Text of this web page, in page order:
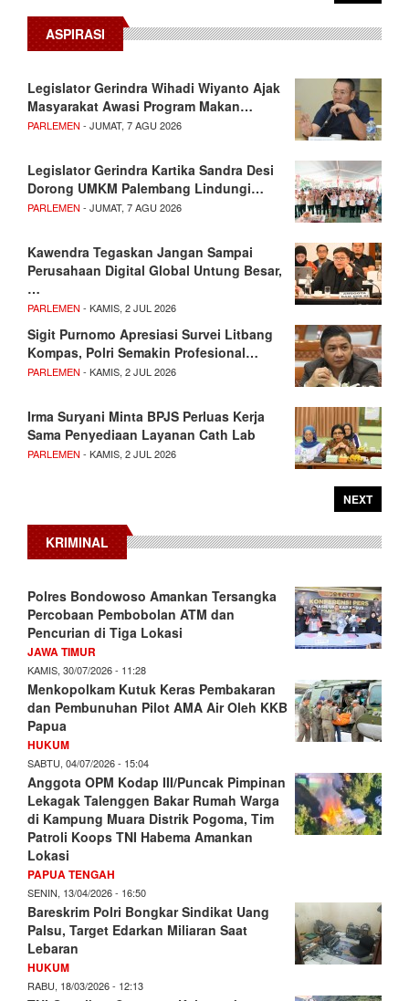
ASPIRASI
Legislator Gerindra Wihadi Wiyanto Ajak
Masyarakat Awasi Program Makan…
PARLEMEN - JUMAT, 7 AGU 2026
Legislator Gerindra Kartika Sandra Desi
Dorong UMKM Palembang Lindungi…
PARLEMEN - JUMAT, 7 AGU 2026
Kawendra Tegaskan Jangan Sampai
Perusahaan Digital Global Untung Besar,
…
PARLEMEN - KAMIS, 2 JUL 2026
Sigit Purnomo Apresiasi Survei Litbang
Kompas, Polri Semakin Profesional…
PARLEMEN - KAMIS, 2 JUL 2026
Irma Suryani Minta BPJS Perluas Kerja
Sama Penyediaan Layanan Cath Lab
PARLEMEN - KAMIS, 2 JUL 2026
NEXT
KRIMINAL
Polres Bondowoso Amankan Tersangka
Percobaan Pembobolan ATM dan
Pencurian di Tiga Lokasi
JAWA TIMUR
KAMIS, 30/07/2026 - 11:28
Menkopolkam Kutuk Keras Pembakaran
dan Pembunuhan Pilot AMA Air Oleh KKB
Papua
HUKUM
SABTU, 04/07/2026 - 15:04
Anggota OPM Kodap III/Puncak Pimpinan
Lekagak Talenggen Bakar Rumah Warga
di Kampung Muara Distrik Pogoma, Tim
Patroli Koops TNI Habema Amankan
Lokasi
PAPUA TENGAH
SENIN, 13/04/2026 - 16:50
Bareskrim Polri Bongkar Sindikat Uang
Palsu, Target Edarkan Miliaran Saat
Lebaran
HUKUM
RABU, 18/03/2026 - 12:13